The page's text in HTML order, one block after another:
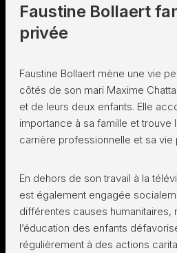
Faustine Bollaert
privée
Faustine Bollaert mène une vie
côtés de son mari Maxime
et de leurs deux enfants. Elle
importance à sa famille et trouve
carrière professionnelle et sa vie
En dehors de son travail à la
est également engagée
différentes causes humanitaires,
l’éducation des enfants
régulièrement à des actions